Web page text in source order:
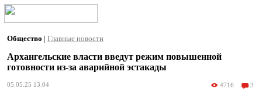
Общество | Главные новости
Архангельские власти введут режим повышенной
готовности из-за аварийной эстакады
05.05.25 13:04 4716 3